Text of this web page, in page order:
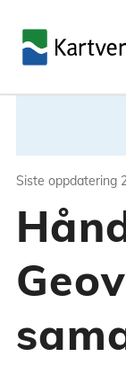
Siste oppdatering